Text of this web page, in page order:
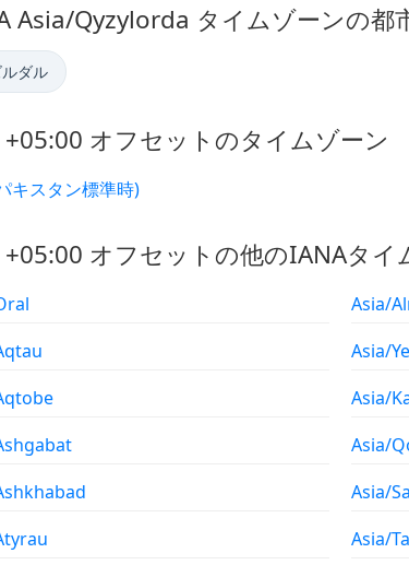
Asia/Qyzylorda タイムゾーンの都
ダル
+05:00 オフセットのタイムゾーン
(パキスタン標準時)
+05:00 オフセットの他のIANAタイ
Asia/
Asia/
Asia/
Asia/
Asia/
Asia/